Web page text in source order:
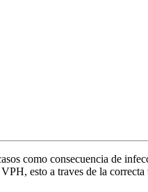
como consecuencia de
esto a traves de la